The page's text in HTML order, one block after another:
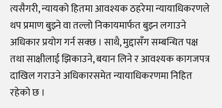
त्यसैगरी, न्यायको हितमा आवश्यक ठहरेमा न्यायाधिकरणले
थप प्रमाण बुझ्ने वा तल्लो निकायमार्फत बुझ्न लगाउने
अधिकार प्रयोग गर्न सक्छ । साथै, मुद्दासँग सम्बन्धित पक्ष
तथा साक्षीलाई झिकाउने, बयान लिने र आवश्यक कागजपत्र
दाखिल गराउने अधिकारसमेत न्यायाधिकरणमा निहित
रहेको छ ।